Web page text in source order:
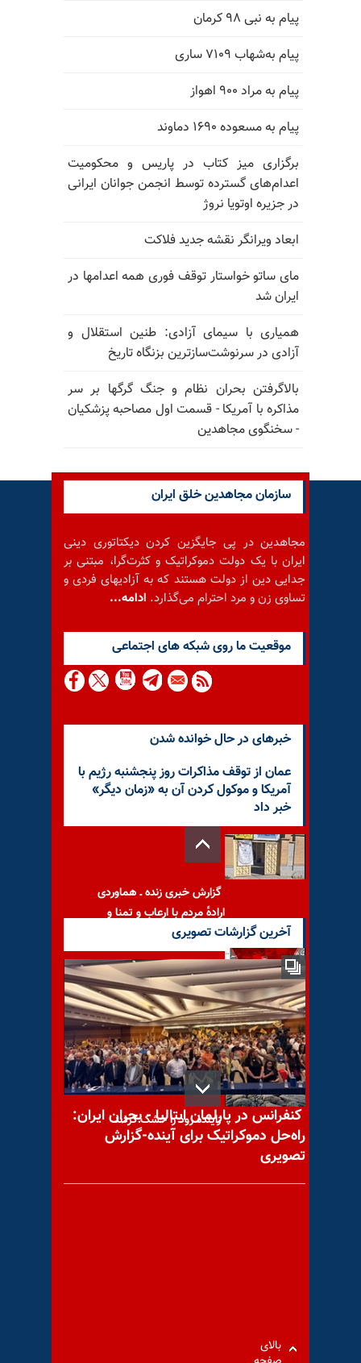
پیام به نبی ۹۸ کرمان
پیام به‌شهاب ۷۱۰۹ ساری
پیام به مراد ۹۰۰ اهواز
پیام به مسعوده ۱۶۹۰ دماوند
برگزاری میز کتاب در پاریس و محکومیت
اعدام‌های گسترده توسط انجمن جوانان ایرانی
در جزیره اوتویا نروژ
ابعاد ویرانگر نقشه جدید فلاکت
مای ساتو خواستار توقف فوری همه اعدامها در
ایران شد
همیاری با سیمای آزادی: طنین استقلال و
آزادی در سرنوشت‌سازترین بزنگاه تاریخ
بالا‌گرفتن بحران نظام و جنگ گرگها بر سر
مذاکره با آمریکا - قسمت اول مصاحبه پزشکیان
- سخنگوی مجاهدین
سازمان مجاهدین خلق ایران
مجاهدین در پی جایگزین کردن دیکتاتوری دینی
ایران با یک دولت دموکراتیک و کثرت‌گرا، مبتنی بر
جدایی دین از دولت هستند که به آزادیهای فردی و
تساوی زن و مرد احترام می‌گذارد. ادامه...
موقعيت ما روى شبكه هاى اجتماعى
خبرهای در حال خوانده شدن
عمان از توقف مذاکرات روز پنجشنبه رژیم با
آمریکا و موکول کردن آن به «زمان دیگر»
خبر داد
گزارش خبری زنده ـ هماوردی
اراده‌ٔ مردم با ارعاب و تمنا و
انتهای مسیر هر بحران؛ قیام و
سرنگونی - مروری بر رسانه ها
زاینده رود را خشک کردند
آخرین گزارشات تصویری
کنفرانس در پارلمان ایتالیا - بحران ایران:
راه‌حل دموکراتیک برای آینده-گزارش
تصویری
بالای